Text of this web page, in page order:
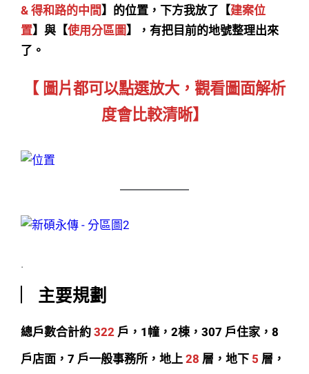
& 得和路的中間】的位置，下方我放了【建案位
置】與【使用分區圖】，有把目前的地號整理出來
了。
【 圖片都可以點選放大，觀看圖面解析
度會比較清晰】
.
︳主要規劃
總戶數合計約322戶 ，1幢，2棟，307 戶住家，8
戶店面，7 戶一般事務所，地上28 層，地下 5 層，